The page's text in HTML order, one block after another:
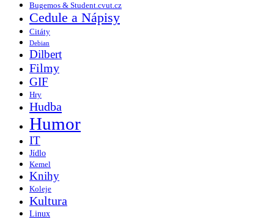
Bugemos & Student.cvut.cz
Cedule a Nápisy
Citáty
Debian
Dilbert
Filmy
GIF
Hry
Hudba
Humor
IT
Jídlo
Kemel
Knihy
Koleje
Kultura
Linux